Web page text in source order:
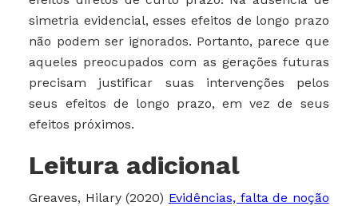
simetria evidencial, esses efeitos de longo prazo
não podem ser ignorados. Portanto, parece que
aqueles preocupados com as gerações futuras
precisam justificar suas intervenções pelos
seus efeitos de longo prazo, em vez de seus
efeitos próximos.
Leitura adicional
Greaves, Hilary (2020) Evidências, falta de noção